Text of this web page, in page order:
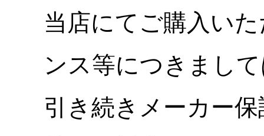
当店にてご購入い
ンス等につきまし
引き続きメーカー